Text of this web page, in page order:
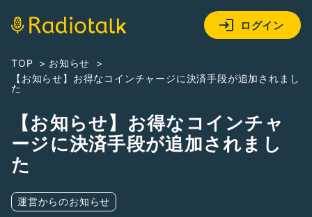
ログイン
TOP
お知らせ
【お知らせ】お得なコインチャージに決済手段が追加されまし
た
【お知らせ】お得なコインチャ
ージに決済手段が追加されまし
た
運営からのお知らせ